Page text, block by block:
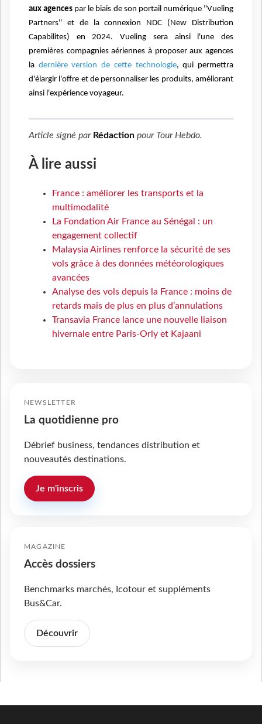
aux agences par le biais de son portail numérique "Vueling
Partners" et de la connexion NDC (New Distribution
Capabilites) en 2024. Vueling sera ainsi l'une des
premières compagnies aériennes à proposer aux agences
la dernière version de cette technologie, qui permettra
d'élargir l'offre et de personnaliser les produits, améliorant
ainsi l'expérience voyageur.
Article signé par Rédaction pour Tour Hebdo.
À lire aussi
France : améliorer les transports et la
multimodalité
La Fondation Air France au Sénégal : un
engagement collectif
Malaysia Airlines renforce la sécurité de ses
vols grâce à des données météorologiques
avancées
Analyse des vols depuis la France : moins de
retards mais de plus en plus d’annulations
Transavia France lance une nouvelle liaison
hivernale entre Paris-Orly et Kajaani
NEWSLETTER
La quotidienne pro
Débrief business, tendances distribution et
nouveautés destinations.
Je m'inscris
MAGAZINE
Accès dossiers
Benchmarks marchés, Icotour et suppléments
Bus&Car.
Découvrir